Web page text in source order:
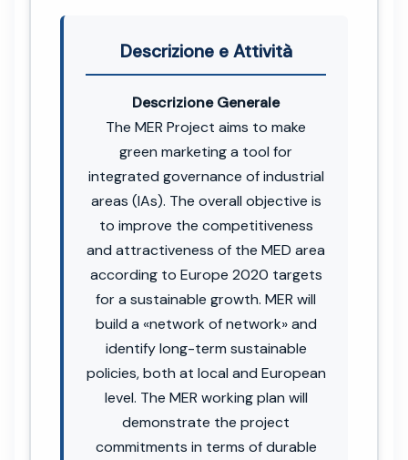
Descrizione e Attività
Descrizione Generale
The MER Project aims to make
green marketing a tool for
integrated governance of industrial
areas (IAs). The overall objective is
to improve the competitiveness
and attractiveness of the MED area
according to Europe 2020 targets
for a sustainable growth. MER will
build a «network of network» and
identify long-term sustainable
policies, both at local and European
level. The MER working plan will
demonstrate the project
commitments in terms of durable